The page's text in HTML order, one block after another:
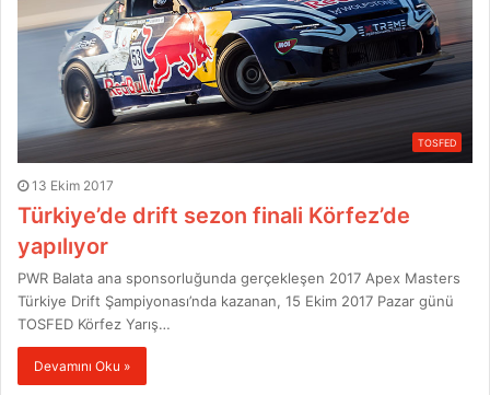
TOSFED
13 Ekim 2017
Türkiye’de drift sezon finali Körfez’de
yapılıyor
PWR Balata ana sponsorluğunda gerçekleşen 2017 Apex Masters
Türkiye Drift Şampiyonası’nda kazanan, 15 Ekim 2017 Pazar günü
TOSFED Körfez Yarış…
Devamını Oku »